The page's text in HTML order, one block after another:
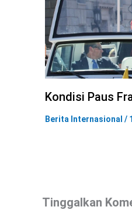
Kondisi Paus
Berita Internasional /
Tinggalkan